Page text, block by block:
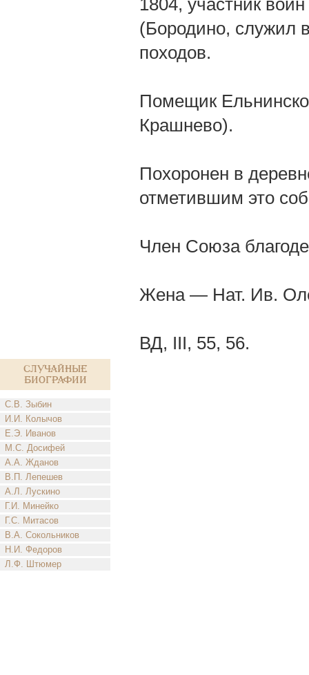
Случайные
биографии
С.В. Зыбин
И.И. Колычов
Е.Э. Иванов
М.С. Досифей
А.А. Жданов
В.П. Лепешев
А.Л. Лускино
Г.И. Минейко
Г.С. Митасов
В.А. Сокольников
Н.И. Федоров
Л.Ф. Штюмер
1804, участник
(Бородино, служил
походов.
Помещик
Крашнево).
Похоронен в
отметившим это
Член Союза
Жена — Нат. Ив.
ВД, III, 55, 56.